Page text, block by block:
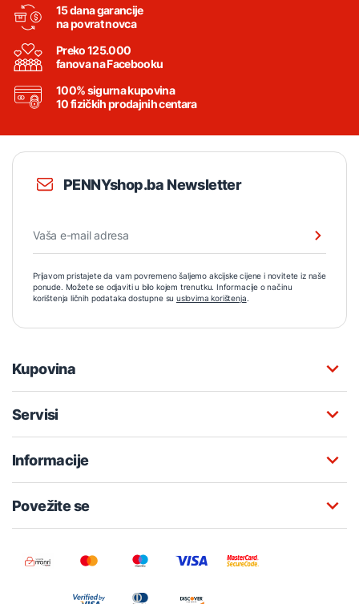
15 dana garancije
na povrat novca
Preko 125.000
fanova na Facebooku
100% sigurna kupovina
10 fizičkih prodajnih centara
PENNYshop.ba Newsletter
Prijavom pristajete da vam povremeno šaljemo akcijske cijene i novitete iz naše
ponude. Možete se odjaviti u bilo kojem trenutku. Informacije o načinu
korištenja ličnih podataka dostupne su uslovima korištenja.
Kupovina
Servisi
Informacije
Povežite se